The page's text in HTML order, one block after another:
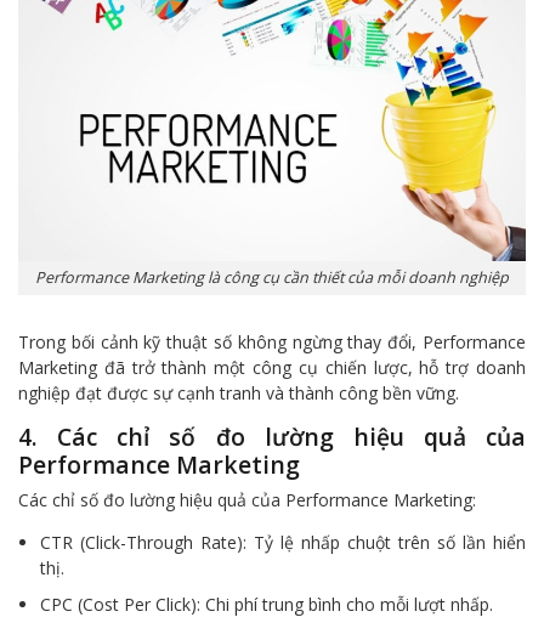
Performance Marketing là công cụ cần thiết của mỗi doanh nghiệp
Trong bối cảnh kỹ thuật số không ngừng thay đổi, Performance
Marketing đã trở thành một công cụ chiến lược, hỗ trợ doanh
nghiệp đạt được sự cạnh tranh và thành công bền vững.
4. Các chỉ số đo lường hiệu quả của
Performance Marketing
Các chỉ số đo lường hiệu quả của Performance Marketing:
CTR (Click-Through Rate): Tỷ lệ nhấp chuột trên số lần hiển
thị.
CPC (Cost Per Click): Chi phí trung bình cho mỗi lượt nhấp.